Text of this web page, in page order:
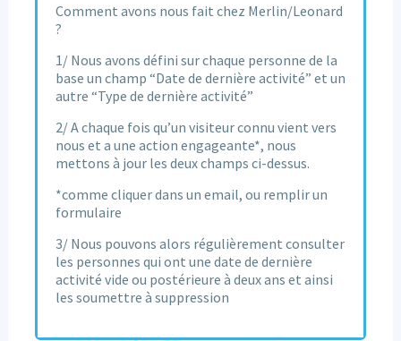
Comment avons nous fait chez Merlin/Leonard
?
1/ Nous avons défini sur chaque personne de la
base un champ “Date de dernière activité” et un
autre “Type de dernière activité”
2/ A chaque fois qu’un visiteur connu vient vers
nous et a une action engageante*, nous
mettons à jour les deux champs ci-dessus.
*comme cliquer dans un email, ou remplir un
formulaire
3/ Nous pouvons alors régulièrement consulter
les personnes qui ont une date de dernière
activité vide ou postérieure à deux ans et ainsi
les soumettre à suppression